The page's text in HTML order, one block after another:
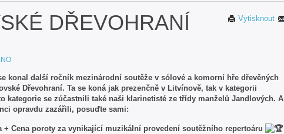
Vytisknout
DŘEVOHRANÍ
konal další ročník mezinárodní soutěže v sólové a komorní hře dřevěných
Dřevohraní. Ta se koná jak prezenčně v Litvínově, tak v kategorii
kategorie se zúčastnili také naši klarinetisté ze třídy manželů Jandlových. A
opravdu zazářili, posuďte sami:
+ Cena poroty za vynikající muzikální provedení soutěžního repertoáru